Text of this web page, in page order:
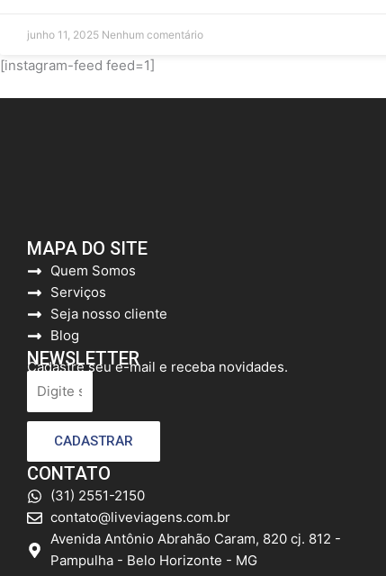
junho 11, 2025 Nenhum comentário
[instagram-feed feed=1]
MAPA DO SITE
Quem Somos
Serviços
Seja nosso cliente
Blog
NEWSLETTER
Cadastre seu e-mail e receba novidades.
CADASTRAR
CONTATO
(31) 2551-2150
contato@liveviagens.com.br
Avenida Antônio Abrahão Caram, 820 cj. 812 -
Pampulha - Belo Horizonte - MG